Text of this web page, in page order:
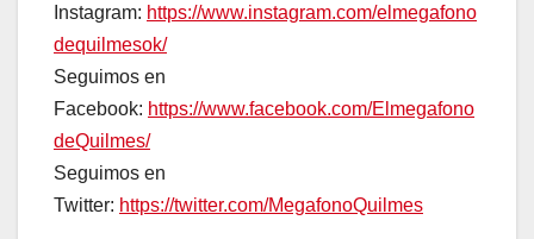
Instagram: https://www.instagram.com/elmegafono
dequilmesok/
Seguimos en
Facebook: https://www.facebook.com/Elmegafono
deQuilmes/
Seguimos en
Twitter: https://twitter.com/MegafonoQuilmes